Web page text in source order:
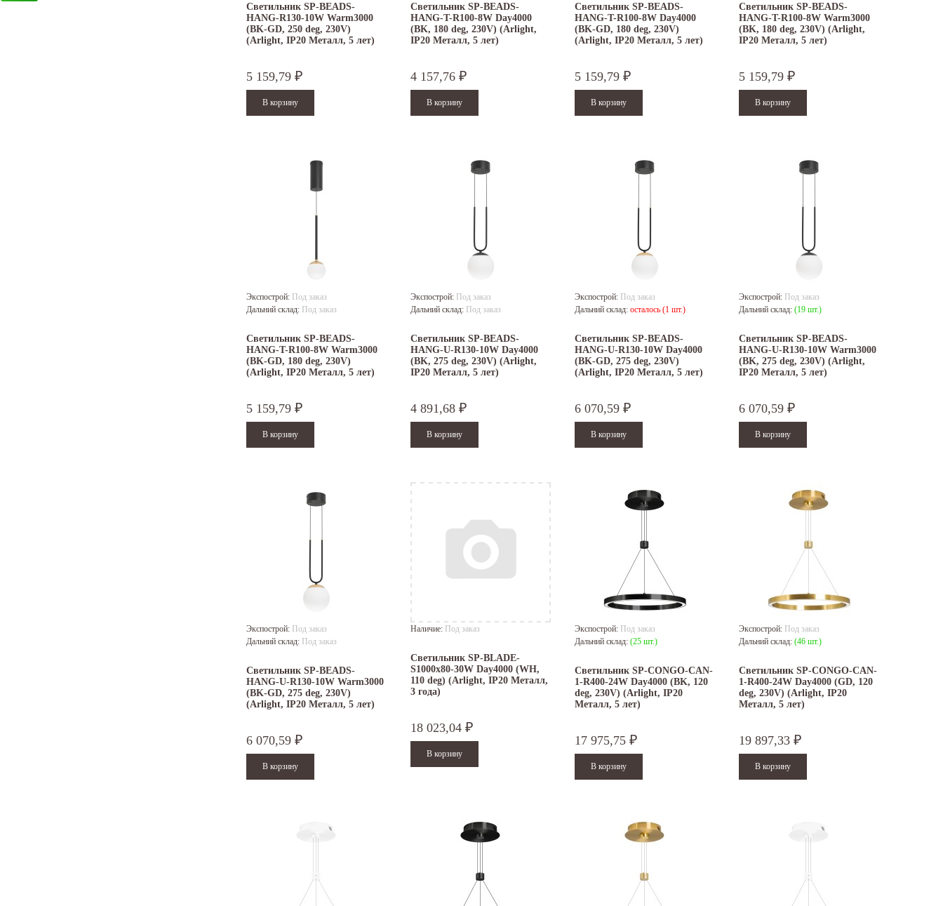
Светильник SP-BEADS-
HANG-R130-10W Warm3000
(BK-GD, 250 deg, 230V)
(Arlight, IP20 Металл, 5 лет)
5 159,79 ₽
Светильник SP-BEADS-
HANG-T-R100-8W Day4000
(BK, 180 deg, 230V) (Arlight,
IP20 Металл, 5 лет)
4 157,76 ₽
Светильник SP-BEADS-
HANG-T-R100-8W Day4000
(BK-GD, 180 deg, 230V)
(Arlight, IP20 Металл, 5 лет)
5 159,79 ₽
Светильник SP-BEADS-
HANG-T-R100-8W Warm3000
(BK, 180 deg, 230V) (Arlight,
IP20 Металл, 5 лет)
5 159,79 ₽
Экспострой: Под заказ
Дальний склад: Под заказ
Светильник SP-BEADS-
HANG-T-R100-8W Warm3000
(BK-GD, 180 deg, 230V)
(Arlight, IP20 Металл, 5 лет)
5 159,79 ₽
Экспострой: Под заказ
Дальний склад: Под заказ
Светильник SP-BEADS-
HANG-U-R130-10W Day4000
(BK, 275 deg, 230V) (Arlight,
IP20 Металл, 5 лет)
4 891,68 ₽
Экспострой: Под заказ
Дальний склад: осталось (1 шт.)
Светильник SP-BEADS-
HANG-U-R130-10W Day4000
(BK-GD, 275 deg, 230V)
(Arlight, IP20 Металл, 5 лет)
6 070,59 ₽
Экспострой: Под заказ
Дальний склад: (19 шт.)
Светильник SP-BEADS-
HANG-U-R130-10W Warm3000
(BK, 275 deg, 230V) (Arlight,
IP20 Металл, 5 лет)
6 070,59 ₽
Экспострой: Под заказ
Дальний склад: Под заказ
Светильник SP-BEADS-
HANG-U-R130-10W Warm3000
(BK-GD, 275 deg, 230V)
(Arlight, IP20 Металл, 5 лет)
6 070,59 ₽
Наличие: Под заказ
Светильник SP-BLADE-
S1000x80-30W Day4000 (WH,
110 deg) (Arlight, IP20 Металл,
3 года)
18 023,04 ₽
Экспострой: Под заказ
Дальний склад: (25 шт.)
Светильник SP-CONGO-CAN-
1-R400-24W Day4000 (BK, 120
deg, 230V) (Arlight, IP20
Металл, 5 лет)
17 975,75 ₽
Экспострой: Под заказ
Дальний склад: (46 шт.)
Светильник SP-CONGO-CAN-
1-R400-24W Day4000 (GD, 120
deg, 230V) (Arlight, IP20
Металл, 5 лет)
19 897,33 ₽